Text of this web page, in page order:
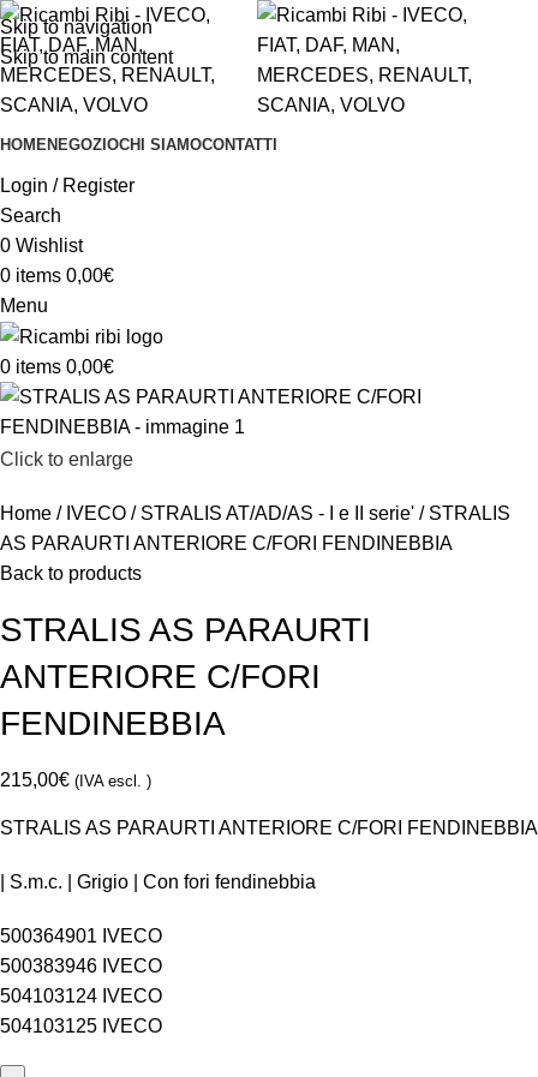
Skip to navigation
Skip to main content
HOMENEGOZIOCHI SIAMOCONTATTI
Login / Register
Search
0 Wishlist
0 items 0,00€
Menu
0 items 0,00€
Click to enlarge
Home IVECO STRALIS AT/AD/AS - I e II serie'
STRALIS
AS PARAURTI ANTERIORE C/FORI FENDINEBBIA
Back to products
STRALIS AS PARAURTI
ANTERIORE C/FORI
FENDINEBBIA
215,00€ (IVA escl. )
STRALIS AS PARAURTI ANTERIORE C/FORI FENDINEBBIA
| S.m.c. | Grigio | Con fori fendinebbia
500364901 IVECO
500383946 IVECO
504103124 IVECO
504103125 IVECO